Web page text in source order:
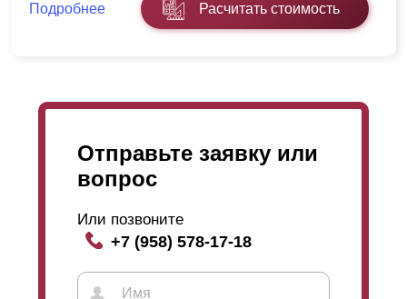
Подробнее Расчитать стоимость
Отправьте заявку или
вопрос
Или позвоните
+7 (958) 578-17-18